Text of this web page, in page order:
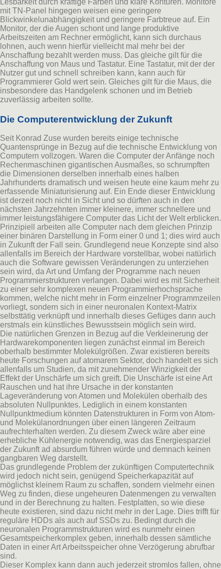
Lesbarkeit durch kräftige Farben und klare Konturen. Monitore
mit TN-Panel hingegen weisen eine geringere
Blickwinkelunabhängigkeit und geringere Farbtreue auf. Ein
Monitor, der die Augen schont und lange produktive
Arbeitszeiten am Rechner ermöglicht, kann sich durchaus
lohnen, auch wenn hierfür vielleicht mal mehr bei der
Anschaffung bezahlt werden muss. Das gleiche gilt für die
Anschaffung von Maus und Tastatur. Eine Tastatur, mit der der
Nutzer gut und schnell schreiben kann, kann auch für
Programmierer Gold wert sein. Gleiches gilt für die Maus, die
insbesondere das Handgelenk schonen und im Betrieb
zuverlässig arbeiten sollte.
Die Computerentwicklung der Zukunft
Seit Konrad Zuse wurden bereits einige technische
Quantensprünge in Bezug auf die technische Entwicklung von
Computern vollzogen. Waren die Computer der Anfänge noch
Rechenmaschinen gigantischen Ausmaßes, so schrumpften
die Dimensionen derselben innerhalb eines halben
Jahrhunderts dramatisch und weisen heute eine kaum mehr zu
erfassende Miniaturisierung auf. Ein Ende dieser Entwicklung
ist derzeit noch nicht in Sicht und so dürften auch in den
nächsten Jahrzehnten immer kleinere, immer schnellere und
immer leistungsfähigere Computer das Licht der Welt erblicken.
Prinzipiell arbeiten alle Computer nach dem gleichen Prinzip
einer binären Darstellung in Form einer 0 und 1; dies wird auch
in Zukunft der Fall sein. Grundlegend neue Konzepte sind also
allenfalls im Bereich der Hardware vorstellbar, wobei natürlich
auch die Software gewissen Veränderungen zu unterziehen
sein wird, da Art und Umfang der Programme nach neuen
Programmierstrukturen verlangen. Dabei wird es mit Sicherheit
zu einer sehr komplexen neuen Programmierhochsprache
kommen, welche nicht mehr in Form einzelner Programmzeilen
vorliegt, sondern sich in einer neuronalen Kontext-Matrix
selbsttätig verknüpft und innerhalb dieses Gefüges dann auch
erstmals ein künstliches Bewusstsein möglich sein wird.
Die natürlichen Grenzen in Bezug auf die Verkleinerung der
Hardwarekomponenten liegen zunächst einmal im Bereich
oberhalb bestimmter Molekülgrößen. Zwar existieren bereits
heute Forschungen auf atomarem Sektor, doch handelt es sich
allenfalls um Studien, da mit zunehmender Winzigkeit der
Effekt der Unschärfe um sich greift. Die Unschärfe ist eine Art
Rauschen und hat ihre Ursache in der konstanten
Lageveränderung von Atomen und Molekülen oberhalb des
absoluten Nullpunktes. Lediglich in einem konstanten
Nullpunktmedium könnten Datenstrukturen in Form von Atom-
und Molekülanordnungen über einen längeren Zeitraum
aufrechterhalten werden. Zu diesem Zweck wäre aber eine
erhebliche Kühlenergie notwendig, was das Energiesparziel
der Zukunft ad absurdum führen würde und demnach keinen
gangbaren Weg darstellt.
Das grundlegende Problem der zukünftigen Computertechnik
wird jedoch nicht sein, genügend Speicherkapazität auf
möglichst kleinem Raum zu schaffen, sondern vielmehr einen
Weg zu finden, diese ungeheuren Datenmengen zu verwalten
und in der Berechnung zu halten. Festplatten, so wie diese
heute existieren, sind dazu nicht mehr in der Lage. Dies trifft für
reguläre HDDs als auch auf SSDs zu. Bedingt durch die
neuronalen Programmstrukturen wird es nunmehr einen
Gesamtspeicherkomplex geben, innerhalb dessen sämtliche
Daten in einer Art Arbeitsspeicher ohne Verzögerung abrufbar
sind.
Dieser Komplex kann dann auch jederzeit stromlos fallen, ohne